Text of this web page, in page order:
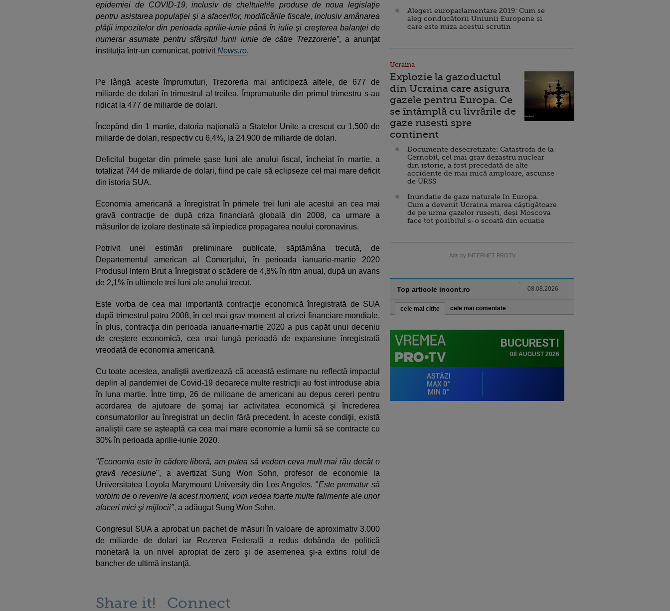
epidemiei de COVID-19, inclusiv de cheltuielile produse de noua legislaţie
pentru asistarea populaţiei şi a afacerilor, modificările fiscale, inclusiv amânarea
plăţii impozitelor din perioada aprilie-iunie până în iulie şi creşterea balanţei de
numerar asumate pentru sfârşitul lunii iunie de către Trezzorerie”, a anunţat
instituţia într-un comunicat, potrivitNews.ro.
Pe lângă aceste împrumuturi, Trezoreria mai anticipeză altele, de 677 de
miliarde de dolari în trimestrul al treilea. Împrumuturile din primul trimestru s-au
ridicat la 477 de miliarde de dolari.
Începând din 1 martie, datoria naţională a Statelor Unite a crescut cu 1.500 de
miliarde de dolari, respectiv cu 6,4%, la 24.900 de miliarde de dolari.
Deficitul bugetar din primele şase luni ale anului fiscal, încheiat în martie, a
totalizat 744 de miliarde de dolari, fiind pe cale să eclipseze cel mai mare deficit
din istoria SUA.
Economia americană a înregistrat în primele trei luni ale acestui an cea mai
gravă contracţie de după criza financiară globală din 2008, ca urmare a
măsurilor de izolare destinate să împiedice propagarea noului coronavirus.
Potrivit unei estimări preliminare publicate, săptămâna trecută, de
Departementul american al Comerţului, în perioada ianuarie-martie 2020
Produsul Intern Brut a înregistrat o scădere de 4,8% în ritm anual, după un avans
de 2,1% în ultimele trei luni ale anului trecut.
Este vorba de cea mai importantă contracţie economică înregistrată de SUA
după trimestrul patru 2008, în cel mai grav moment al crizei financiare mondiale.
În plus, contracţia din perioada ianuarie-martie 2020 a pus capăt unui deceniu
de creştere economică, cea mai lungă perioadă de expansiune înregistrată
vreodată de economia americană.
Cu toate acestea, analiştii avertizează că această estimare nu reflectă impactul
deplin al pandemiei de Covid-19 deoarece multe restricţii au fost introduse abia
în luna martie. Între timp, 26 de milioane de americani au depus cereri pentru
acordarea de ajutoare de şomaj iar activitatea economică şi încrederea
consumatorilor au înregistrat un declin fără precedent. În aceste condiţii, există
analiştii care se aşteaptă ca cea mai mare economie a lumii să se contracte cu
30% în perioada aprilie-iunie 2020.
"Economia este în cădere liberă, am putea să vedem ceva mult mai rău decât o
gravă recesiune", a avertizat Sung Won Sohn, profesor de economie la
Universitatea Loyola Marymount University din Los Angeles. "Este prematur să
vorbim de o revenire la acest moment, vom vedea foarte multe falimente ale unor
afaceri mici şi mijlocii", a adăugat Sung Won Sohn.
Congresul SUA a aprobat un pachet de măsuri în valoare de aproximativ 3.000
de miliarde de dolari iar Rezerva Federală a redus dobânda de politică
monetară la un nivel apropiat de zero şi de asemenea şi-a extins rolul de
bancher de ultimă instanţă.
Share it! Connect
Alegeri europarlamentare 2019: Cum se
aleg conducătorii Uniunii Europene și
care este miza acestui scrutin
Ucraina
Explozie la gazoductul
din Ucraina care asigura
gazele pentru Europa. Ce
se întâmplă cu livrările de
gaze rusești spre
continent
Documente desecretizate: Catastrofa de la
Cernobîl, cel mai grav dezastru nuclear
din istorie, a fost precedată de alte
accidente de mai mică amploare, ascunse
de URSS
Inundație de gaze naturale în Europa.
Cum a devenit Ucraina marea câștigătoare
de pe urma gazelor rusești, deși Moscova
face tot posibilul s-o scoată din ecuație
Ads by INTERNET PROTV
Top articole incont.ro 08.08.2026
cele mai citite cele mai comentate